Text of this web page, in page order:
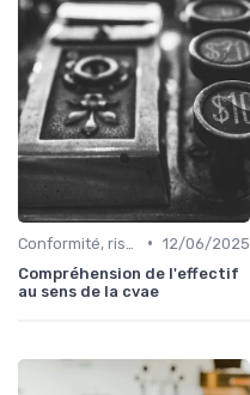
• 12/06/2025
Compréhension de l'effectif
au sens de la cvae